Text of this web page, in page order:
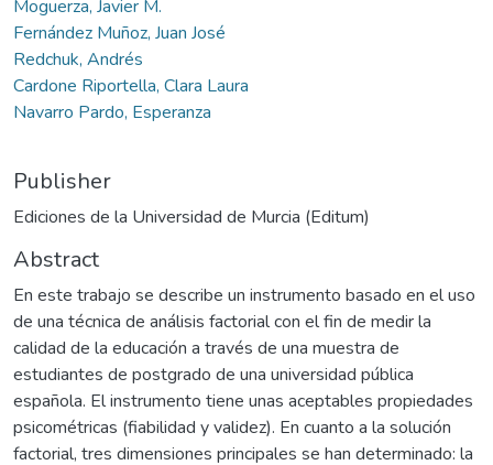
Moguerza, Javier M.
Fernández Muñoz, Juan José
Redchuk, Andrés
Cardone Riportella, Clara Laura
Navarro Pardo, Esperanza
Publisher
Ediciones de la Universidad de Murcia (Editum)
Abstract
En este trabajo se describe un instrumento basado en el uso
de una técnica de análisis factorial con el fin de medir la
calidad de la educación a través de una muestra de
estudiantes de postgrado de una universidad pública
española. El instrumento tiene unas aceptables propiedades
psicométricas (fiabilidad y validez). En cuanto a la solución
factorial, tres dimensiones principales se han determinado: la